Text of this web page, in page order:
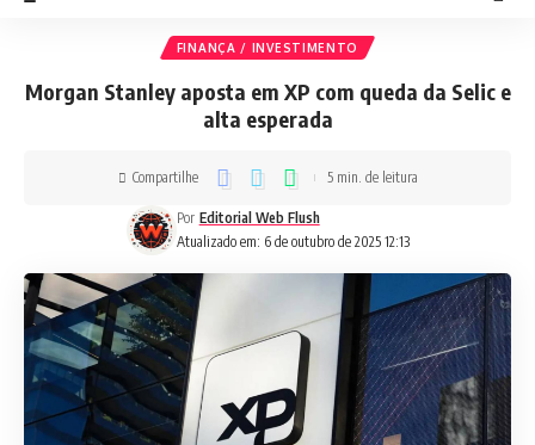
FINANÇA / INVESTIMENTO
Morgan Stanley aposta em XP com queda da Selic e
alta esperada
Atualizado em: 6 de outubro de 2025 12:13
Por Editorial Web Flush
Compartilhe 5 min. de leitura